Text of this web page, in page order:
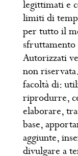
legittimati e
limiti di
per tutto il
Autorizzati
non
facoltà di:
riprodurre,
elaborare,
base,
aggiunte,
divulgare a